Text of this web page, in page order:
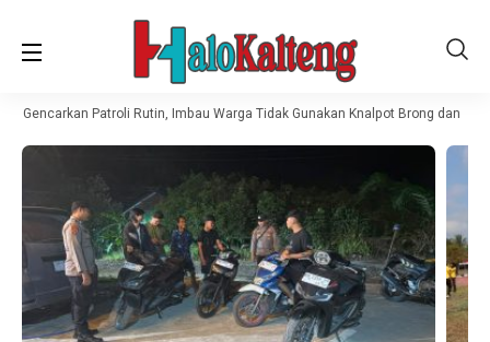
Gencarkan Patroli Rutin, Imbau Warga Tidak Gunakan Knalpot Brong dan